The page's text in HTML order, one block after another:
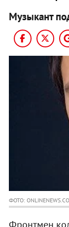
Музыкант
ФОТО: